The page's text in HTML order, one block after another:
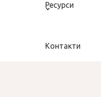
Ресурси
Контакти